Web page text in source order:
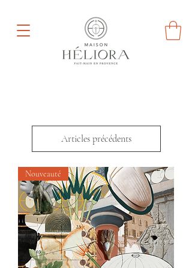
Articles précédents
Nouveauté